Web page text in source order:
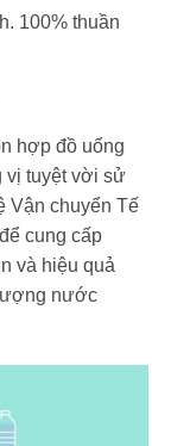
100% thuần
hợp đồ uống
vị tuyệt vời sử
Vận chuyển Tế
cung cấp
và hiệu quả
nước